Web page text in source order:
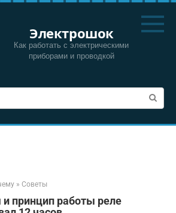
Электрошок
Как работать с электрическими
приборами и проводкой
» Советы
принцип работы реле